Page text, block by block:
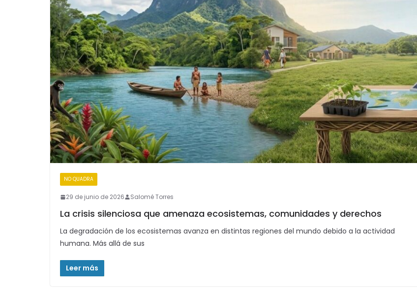
NO QUADRA
29 de junio de 2026 Salomé Torres
La crisis silenciosa que amenaza ecosistemas, comunidades y derechos
La degradación de los ecosistemas avanza en distintas regiones del mundo debido a la actividad
humana. Más allá de sus
Leer más